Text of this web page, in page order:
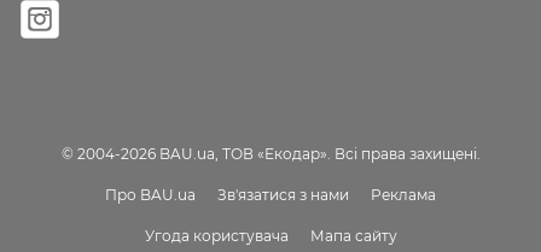
© 2004-2026 BAU.ua, ТОВ «Екодар». Всі права захищені.
Про BAU.ua Зв'язатися з нами Реклама
Угода користувача Мапа сайту